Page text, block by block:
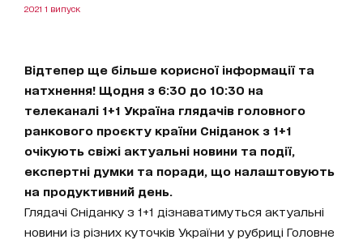
2021 1 випуск
Відтепер ще більше корисної інформації та
натхнення! Щодня з 6:30 до 10:30 на
телеканалі 1+1 Україна глядачів головного
ранкового проєкту країни Сніданок з 1+1
очікують свіжі актуальні новини та події,
експертні думки та поради, що налаштовують
на продуктивний день.
Глядачі Сніданку з 1+1 дізнаватимуться актуальні
новини із різних куточків України у рубриці Головне